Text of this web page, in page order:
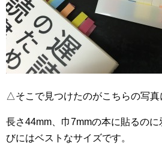
△そこで見つけたのがこちらの写真
長さ44mm、巾7mmの本に貼るの
びにはベストなサイズです。